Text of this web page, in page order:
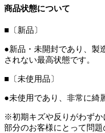
商品状態について
■〔新品〕
●新品・未開封であり、製
されない最高状態です。
■〔未使用品〕
●未使用であり、非常に綺
※初期キズや反りがわずか
部分のお客様にとって問題